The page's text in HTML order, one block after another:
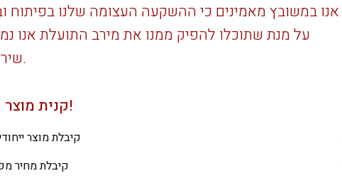
אנו במשובץ מאמינים כי ההשקעה העצומה שלנו בפיתוח
על מנת שתוכלו להפיק ממנו את מירב התועלת אנו
שירות אדיב ומקצועי גם לאחר הקניה.
קנית מוצר של משובץ? ביצעת רכישה חכמה!
קיבלת מוצר
קיבלת מחיר